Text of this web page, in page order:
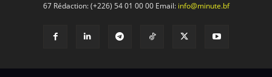
67 Rédaction: (+226) 54 01 00 00 Email: info@minute.bf